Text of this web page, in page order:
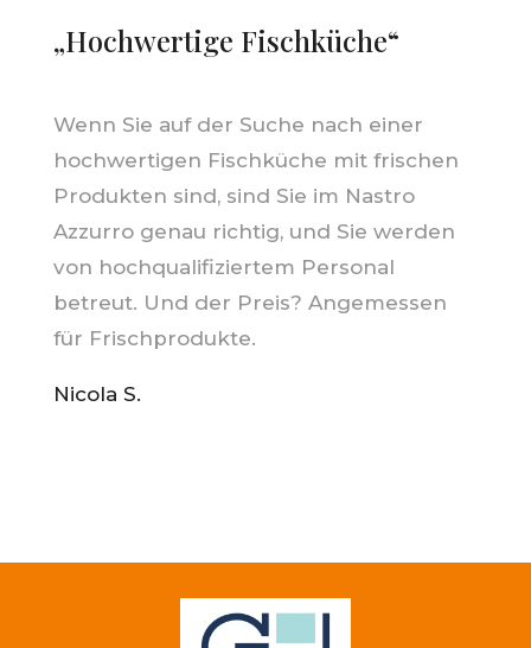
„Hochwertige Fischküche“
Wenn Sie auf der Suche nach einer
hochwertigen Fischküche mit frischen
Produkten sind, sind Sie im Nastro
Azzurro genau richtig, und Sie werden
von hochqualifiziertem Personal
betreut. Und der Preis? Angemessen
für Frischprodukte.
Nicola S.